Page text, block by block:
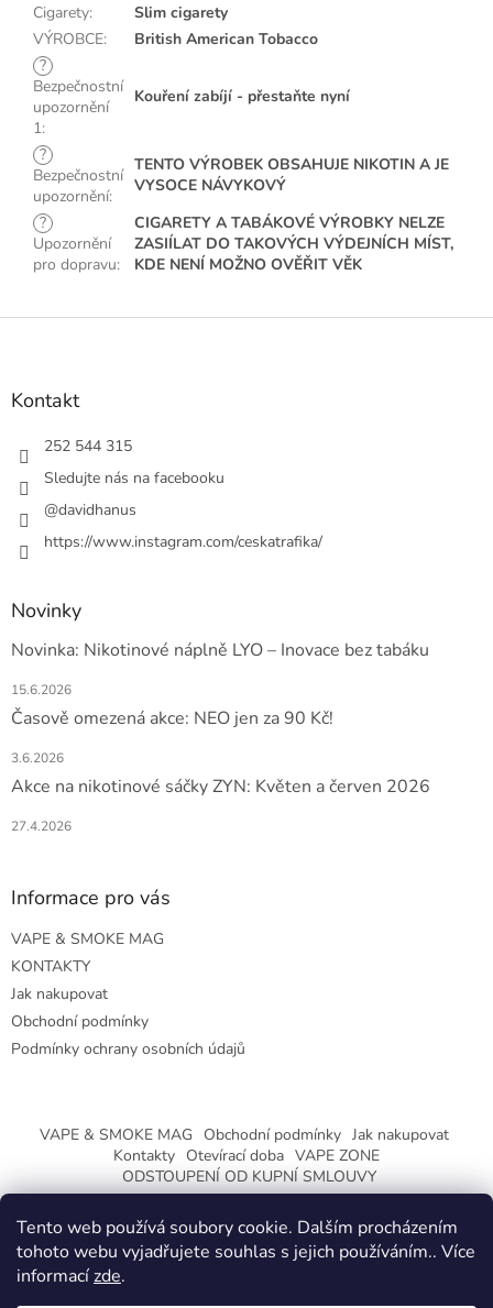
Tento web používá soubory cookie. Dalším procházením
tohoto webu vyjadřujete souhlas s jejich používáním.. Více
informacízde.
Cigarety:
Slim cigarety
VÝROBCE:
British American Tobacco
?
Bezpečnostní
upozornění
1:
Kouření zabíjí - přestaňte nyní
?
Bezpečnostní
upozornění:
TENTO VÝROBEK OBSAHUJE NIKOTIN A JE
VYSOCE NÁVYKOVÝ
?
Upozornění
pro dopravu:
CIGARETY A TABÁKOVÉ VÝROBKY NELZE
ZASIÍLAT DO TAKOVÝCH VÝDEJNÍCH MÍST,
KDE NENÍ MOŽNO OVĚŘIT VĚK
Z
Kontakt
252 544 315
Sledujte nás na facebooku
@davidhanus
https://www.instagram.com/ceskatrafika/
Novinky
Novinka: Nikotinové náplně LYO – Inovace bez tabáku
15.6.2026
Časově omezená akce: NEO jen za 90 Kč!
3.6.2026
Akce na nikotinové sáčky ZYN: Květen a červen 2026
27.4.2026
Informace pro vás
VAPE & SMOKE MAG
KONTAKTY
Jak nakupovat
Obchodní podmínky
Podmínky ochrany osobních údajů
VAPE & SMOKE MAG Obchodní podmínky Jak nakupovat
Kontakty Otevírací doba VAPE ZONE
ODSTOUPENÍ OD KUPNÍ SMLOUVY